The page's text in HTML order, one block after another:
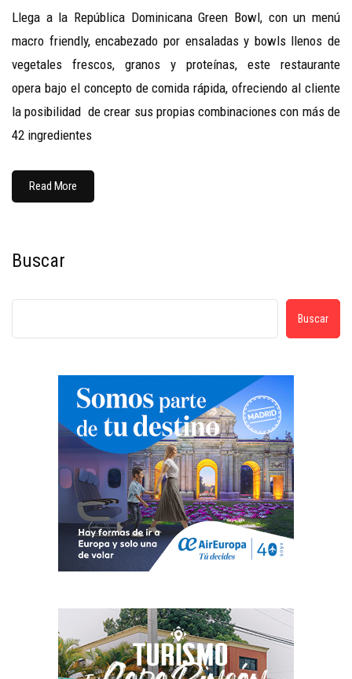
Llega a la República Dominicana Green Bowl, con un menú
macro friendly, encabezado por ensaladas y bowls llenos de
vegetales frescos, granos y proteínas, este restaurante
opera bajo el concepto de comida rápida, ofreciendo al cliente
la posibilidad de crear sus propias combinaciones con más de
42 ingredientes
Read More
Buscar
Buscar